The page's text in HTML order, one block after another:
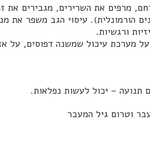
מרפים את השרירים, מגבירים את
הורמונלית). עיסוי הגב משפר את
ורגשיות.
מערכת עיכול שמשנה דפוסים, על
תנועה – יכול לעשות נפלאות.